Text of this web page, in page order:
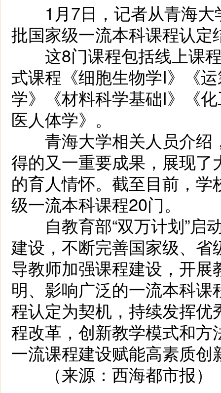
1月7日，记者从青海大
批国家级一流本科课程认
这8门课程包括线上课程
式课程《细胞生物学Ⅰ》《
学》《材料科学基础Ⅰ》《
医人体学》。
青海大学相关人员介绍
得的又一重要成果，展现
的育人情怀。截至目前，学
级一流本科课程20门。
自教育部“双万计划”启
建设，不断完善国家级、
导教师加强课程建设，开
明、影响广泛的一流本科
程认定为契机，持续发挥
程改革，创新教学模式和方
一流课程建设赋能高素质创
（来源：西海都市报）